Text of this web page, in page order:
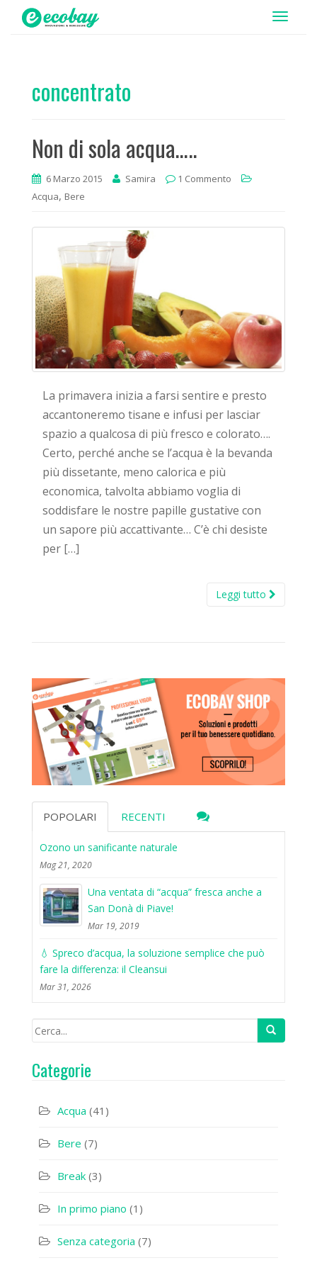
T
t
concentrato
Non di sola acqua…..
6 Marzo 2015 Samira
1 Commento
Acqua, Bere
La primavera inizia a farsi sentire e presto
accantoneremo tisane e infusi per lasciar
spazio a qualcosa di più fresco e colorato….
Certo, perché anche se l’acqua è la bevanda
più dissetante, meno calorica e più
economica, talvolta abbiamo voglia di
soddisfare le nostre papille gustative con
un sapore più accattivante… C’è chi desiste
per […]
Leggi tutto
POPOLARI RECENTI
Ozono un sanificante naturale
Mag 21, 2020
Una ventata di “acqua” fresca anche a
San Donà di Piave!
Mar 19, 2019
💧 Spreco d’acqua, la soluzione semplice che può
fare la differenza: il Cleansui
Mar 31, 2026
Categorie
Acqua (41)
Bere (7)
Break (3)
In primo piano (1)
Senza categoria (7)